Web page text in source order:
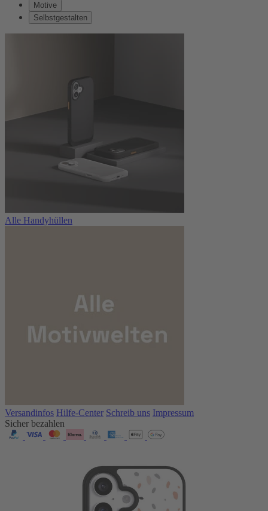
Motive
Selbstgestalten
Alle Handyhüllen
Versandinfos Hilfe-Center Schreib uns Impressum
Sicher bezahlen